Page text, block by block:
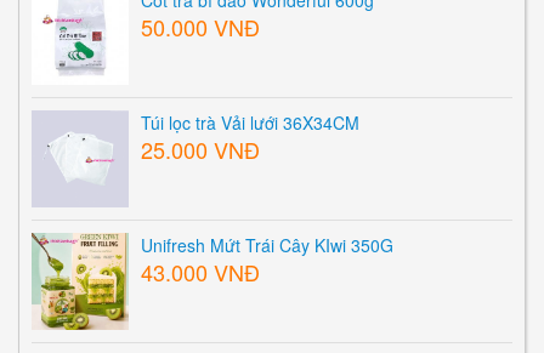
50.000 VNĐ
Túi lọc trà Vải lưới 36X34CM
25.000 VNĐ
Unifresh Mứt Trái Cây KIwi 350G
43.000 VNĐ